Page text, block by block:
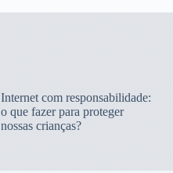
Internet com responsabilidade:
o que fazer para proteger
nossas crianças?